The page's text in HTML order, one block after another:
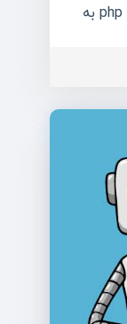
دوره آموزش ساخت دیجی کالا با php به